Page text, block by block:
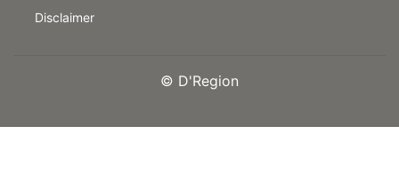
Disclaimer
© D'Region